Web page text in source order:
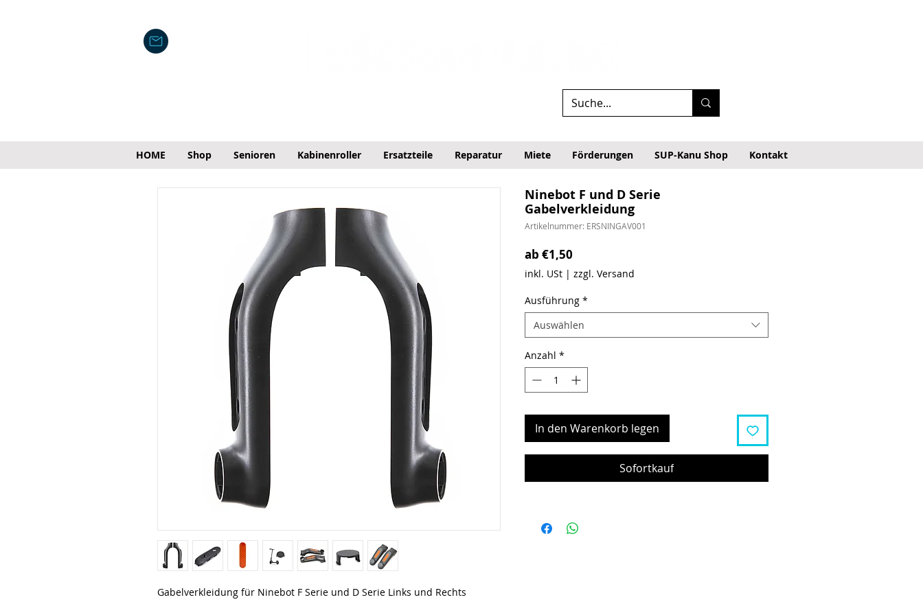
HOME Shop Senioren Kabinenroller Ersatzteile Reparatur Miete Förderungen SUP-Kanu Shop Kontakt
Gabelverkleidung für Ninebot F Serie und D Serie Links und Rechts
Ninebot F und D Serie
Gabelverkleidung
Artikelnummer: ERSNINGAV001
ab €1,50Sale-Preis
inkl. USt| zzgl. Versand
Ausführung *
Auswählen
Anzahl *
In den Warenkorb legen
Sofortkauf